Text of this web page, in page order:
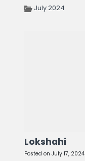
July 2024
Lokshahi
Posted on July 17, 2024